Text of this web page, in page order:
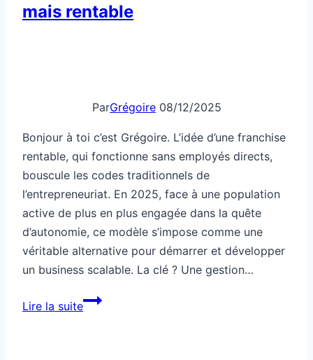
mais rentable
ParGrégoire 08/12/2025
Bonjour à toi c’est Grégoire. L’idée d’une franchise
rentable, qui fonctionne sans employés directs,
bouscule les codes traditionnels de
l’entrepreneuriat. En 2025, face à une population
active de plus en plus engagée dans la quête
d’autonomie, ce modèle s’impose comme une
véritable alternative pour démarrer et développer
un business scalable. La clé ? Une gestion…
Lire la suiteUne